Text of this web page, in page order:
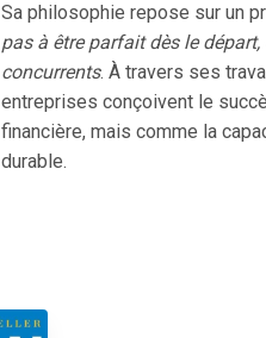
Sa philosophie repose sur un
pas à être parfait dès le
concurrents. À travers ses
entreprises conçoivent le
financière, mais comme la
durable.